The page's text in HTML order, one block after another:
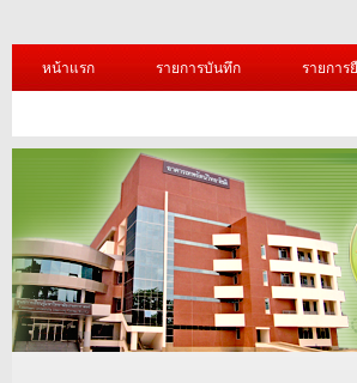
หน้าแรก รายการบันทึก รายการ